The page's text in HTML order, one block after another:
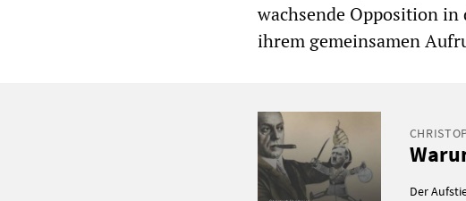
wachsende Opposition
ihrem gemeinsamen
Der